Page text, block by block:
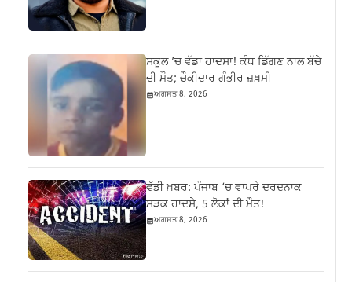
ਸਕੂਲ ’ਚ ਵੱਡਾ ਹਾਦਸਾ! ਕੰਧ ਡਿੱਗਣ ਨਾਲ ਬੱਚੇ
ਦੀ ਮੌਤ; ਚੌਕੀਦਾਰ ਗੰਭੀਰ ਜ਼ਖ਼ਮੀ
ਅਗਸਤ 8, 2026
ਵੱਡੀ ਖ਼ਬਰ: ਪੰਜਾਬ ‘ਚ ਵਾਪਰੇ ਦਰਦਨਾਕ
ਸੜਕ ਹਾਦਸੇ, 5 ਲੋਕਾਂ ਦੀ ਮੌਤ!
ਅਗਸਤ 8, 2026